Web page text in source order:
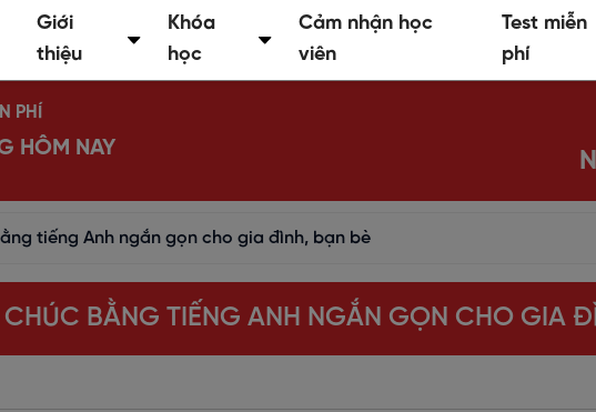
Giới
thiệu
Khóa
học
Cảm nhận học
viên
Test miễn
phí
PHÍ
HÔM NAY
tiếng Anh ngắn gọn cho gia đình, bạn bè
CHÚC BẰNG TIẾNG ANH NGẮN GỌN CHO GIA